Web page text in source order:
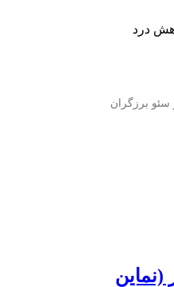
درد
(نماین